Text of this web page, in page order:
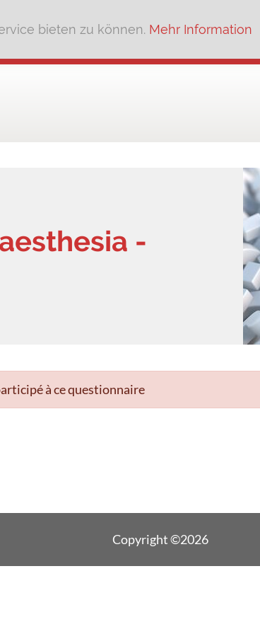
bieten zu können. Mehr Information
-
à ce questionnaire
Copyright ©2026